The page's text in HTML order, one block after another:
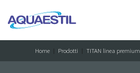
Home Prodotti TITAN linea premium